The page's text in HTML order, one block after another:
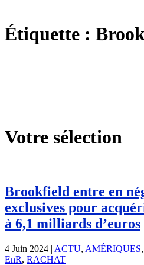
Étiquette :
Votre sélection
Brookfield entre en
exclusives pour
à 6,1 milliards d’euros
4 Juin 2024 | ACTU, AMÉRIQUES,
EnR, RACHAT